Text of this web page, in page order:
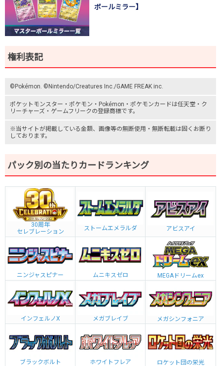
ボールミラー】
権利表記
©Pokémon. ©Nintendo/Creatures Inc./GAME FREAK inc.
ポケットモンスター ・ポケモン・Pokémon・ ポケモンカードは任天堂・ ク
リーチャーズ ・ ゲームフリークの登録商標です。
※当サイトが掲載している金額、画像等の無断使用・無断転載は固くお断り
しております。
パック別の当たりカードランキング
30周年
セレブレーション
ストームエメラルダ アビスアイ
ニンジャスピナー ムニキスゼロ MEGAドリームex
インフェルノX メガブレイブ メガシンフォニア
ブラックボルト ホワイトフレア ロケット団の栄光